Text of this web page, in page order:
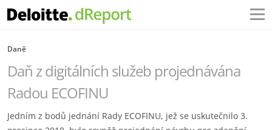
Daně
Daň z digitálních služeb projednávána
Radou ECOFINU
Jedním z bodů jednání Rady ECOFINU, jež se uskutečnilo 3.